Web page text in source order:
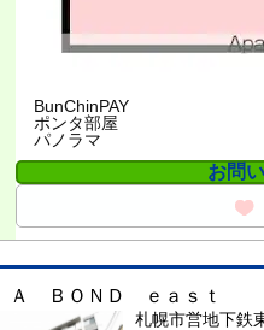
BunChinPAY
ポンタ部屋
パノラマ
お問
Ａ ＢＯＮＤ ｅａｓｔ
札幌市営地下鉄